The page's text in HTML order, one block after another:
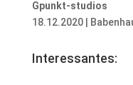
Gpunkt-studios
18.12.2020 |
Interessantes: